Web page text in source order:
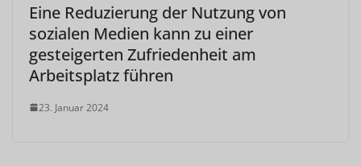
Eine Reduzierung der Nutzung von
sozialen Medien kann zu einer
gesteigerten Zufriedenheit am
Arbeitsplatz führen
23. Januar 2024